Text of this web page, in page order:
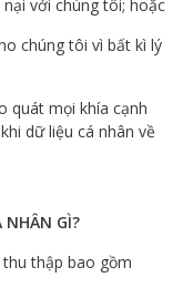
nại với chúng tôi; hoặc
chúng tôi vì bất kì lý
quát mọi khía cạnh
dữ liệu cá nhân về
NHÂN GÌ?
thập bao gồm